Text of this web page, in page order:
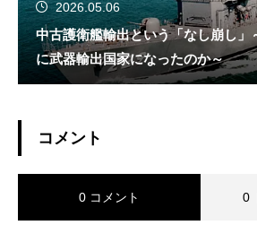
2026.05.06
中古護衛艦輸出という「なし崩し」
に武器輸出国家になったのか～
コメント
0 コメント 0